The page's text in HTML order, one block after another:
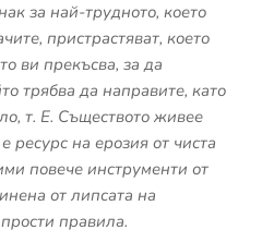
за най-трудното, което
пристрастяват, което
ви прекъсва, за да
трябва да направите, като
т. Е. Съществото живее
ресурс на ерозия от чиста
повече инструменти от
от липсата на
правила.